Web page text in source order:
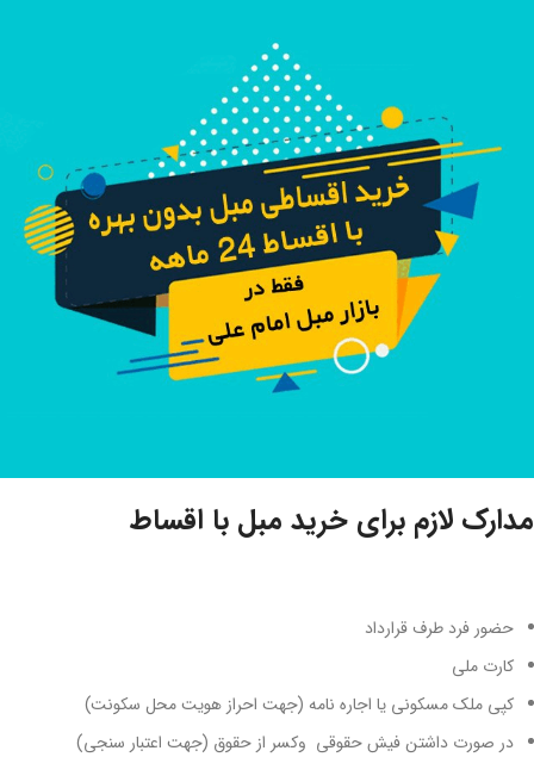
مدارک لازم برای خرید مبل با اقساط
حضور فرد طرف قرارداد
کارت ملی
کپی ملک مسکونی یا اجاره نامه (جهت احراز هویت محل سکونت)
در صورت داشتن فیش حقوقی وکسر از حقوق (جهت اعتبار سنجی)